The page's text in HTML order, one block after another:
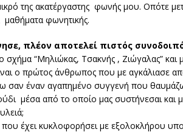
της ακατέργαστης φωνής μου. Οπότε
μαθήματα φωνητικής.
πλέον αποτελεί πιστός
σχήμα “Μηλιώκας, Τσακνής , Ζιώγαλας”
ο πρώτος άνθρωπος που με αγκάλιασε
σαν έναν αγαπημένο συγγενή που
μέσα από το οποίο μας συστήνεσαι και
έχει κυκλοφορήσει με εξολοκλήρου